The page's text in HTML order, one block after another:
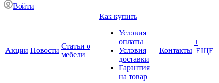
Войти
Акции Новости
Статьи о
мебели
Как купить
Условия
оплаты
Условия
доставки
Гарантия
на товар
Контакты
+
ЕЩЕ